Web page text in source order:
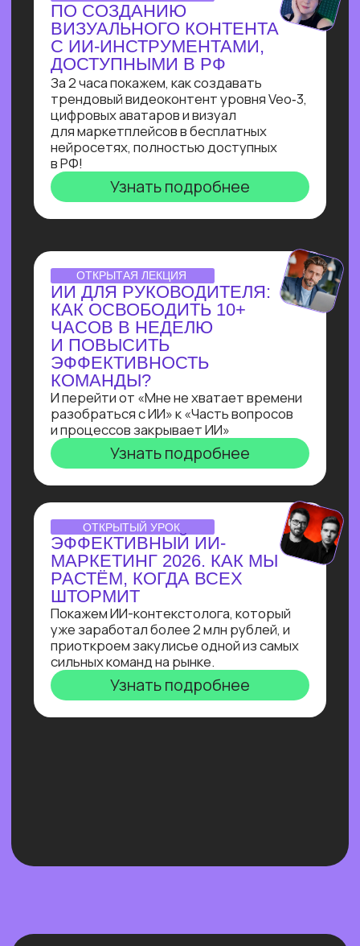
ПРАКТИКУМ
ПО ЧАТ-БОТАМ:КАК
НАЧАТЬ ЗАРАБАТЫВАТЬ
НА БОТАХ В ЭПОХУ
БЛОКИРОВОК
В прямом эфире технический директор
разберет процесс выполнения заказа:
от получения ТЗ
до сборки. И поделится, как новичку
создавать востребованные решения
для бизнеса, за которые готовы
платить от 100 000 рублей!
Узнать подробнее
ОNLINE-ПРАКТИКУМ
КАК СОБРАТЬ
ИНТЕРНЕТ МАГАЗИН
В БОТЕ ЗА 40 МИН.
С ПОМОЩЬЮ ИИ
В прямом эфире технический директор
Зерокодер за 40 минут соберет ИИ-
бота для заказов цветов без кода и
расскажет, сколько за это платят!
Узнать подробнее
ОНЛАЙН-ИНТЕНСИВ
СОЗДАЙ БОТА-
С НУЛЯ!
Всего за три урока ты выполнишь
реальный заказ с биржи: соберёшь
полноценного бота-нутрициолога
с ИИI-ассистентом
на Salebot и поймешь, можешь ли
ты зарабатывать на разработке чат-
ботов от 100 т.р.
Узнать подробнее
инструментов!